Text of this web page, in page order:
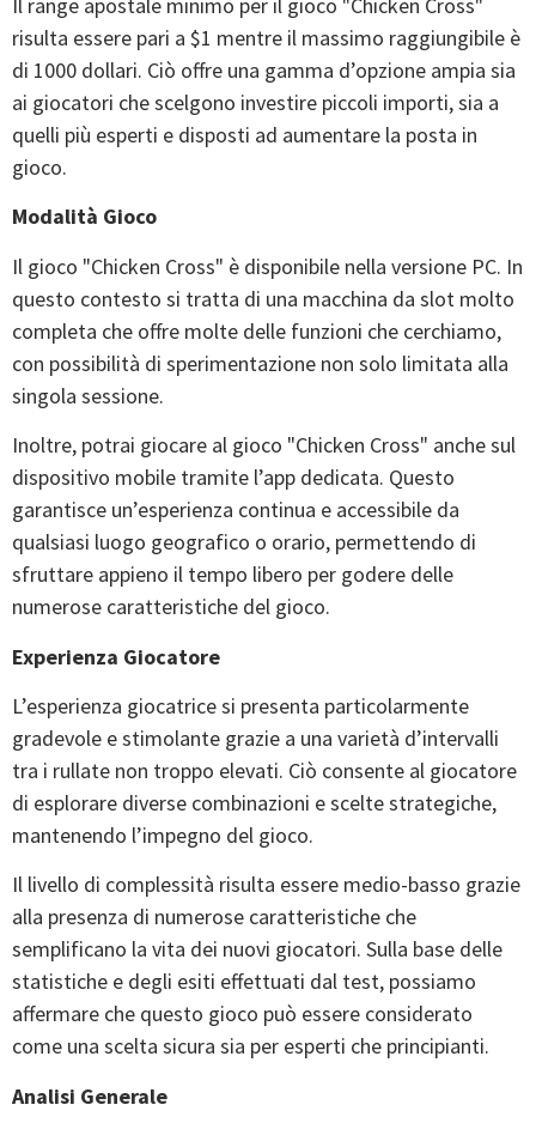
risulta essere pari a $1 mentre il massimo raggiungibile è
di 1000 dollari. Ciò offre una gamma d’opzione ampia sia
ai giocatori che scelgono investire piccoli importi, sia a
quelli più esperti e disposti ad aumentare la posta in
gioco.
Modalità Gioco
Il gioco "Chicken Cross" è disponibile nella versione PC. In
questo contesto si tratta di una macchina da slot molto
completa che offre molte delle funzioni che cerchiamo,
con possibilità di sperimentazione non solo limitata alla
singola sessione.
Inoltre, potrai giocare al gioco "Chicken Cross" anche sul
dispositivo mobile tramite l’app dedicata. Questo
garantisce un’esperienza continua e accessibile da
qualsiasi luogo geografico o orario, permettendo di
sfruttare appieno il tempo libero per godere delle
numerose caratteristiche del gioco.
Experienza Giocatore
L’esperienza giocatrice si presenta particolarmente
gradevole e stimolante grazie a una varietà d’intervalli
tra i rullate non troppo elevati. Ciò consente al giocatore
di esplorare diverse combinazioni e scelte strategiche,
mantenendo l’impegno del gioco.
Il livello di complessità risulta essere medio-basso grazie
alla presenza di numerose caratteristiche che
semplificano la vita dei nuovi giocatori. Sulla base delle
statistiche e degli esiti effettuati dal test, possiamo
affermare che questo gioco può essere considerato
come una scelta sicura sia per esperti che principianti.
Analisi Generale